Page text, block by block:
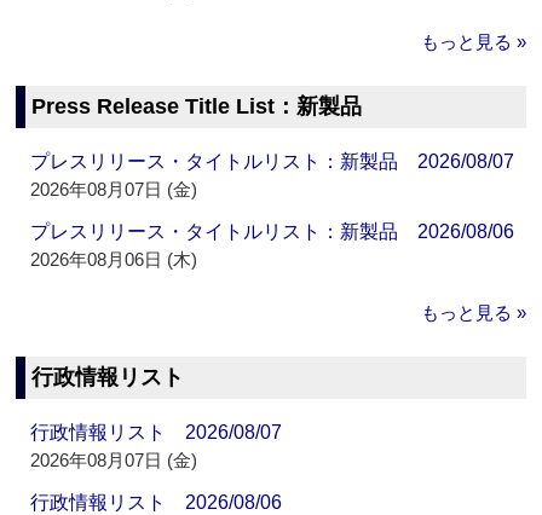
もっと見る »
Press Release Title List：新製品
プレスリリース・タイトルリスト：新製品 2026/08/07
2026年08月07日 (金)
プレスリリース・タイトルリスト：新製品 2026/08/06
2026年08月06日 (木)
もっと見る »
行政情報リスト
行政情報リスト 2026/08/07
2026年08月07日 (金)
行政情報リスト 2026/08/06